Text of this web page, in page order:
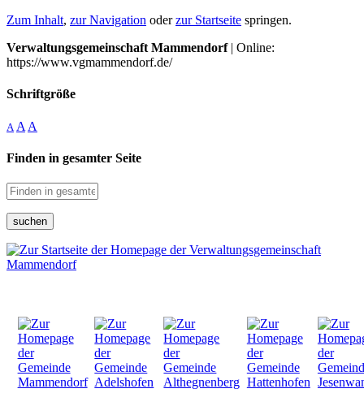
Zum Inhalt, zur Navigation oderzur Startseite springen.
Verwaltungsgemeinschaft Mammendorf| Online:
https://www.vgmammendorf.de/
Schriftgröße
A A A
Finden in gesamter Seite
suchen